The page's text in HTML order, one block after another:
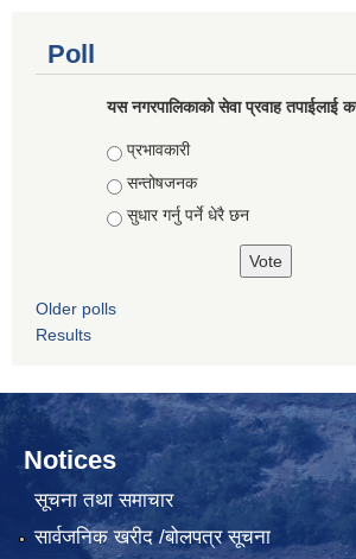
Poll
यस नगरपालिकाको सेवा प्रवाह तपाईलाई
Choices
प्रभावकारी
सन्तोषजनक
सुधार गर्नु पर्ने धेरै छन
Older polls
Results
Notices
सूचना तथा समाचार
सार्वजनिक खरीद /बोलपत्र सूचना